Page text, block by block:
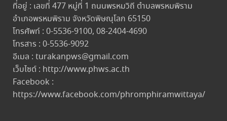
ที่อยู่ : เลขที่ 477 หมู่ที่ 1 ถนนพรหมวิถี ตำบลพรหมพิราม
อำเภอพรหมพิราม จังหวัดพิษณุโลก 65150
โทรศัพท์ : 0-5536-9100, 08-2404-4690
โทรสาร : 0-5536-9092
อีเมล : turakanpws@gmail.com
เว็บไซต์ : http://www.phws.ac.th
Facebook :
https://www.facebook.com/phromphiramwittaya/